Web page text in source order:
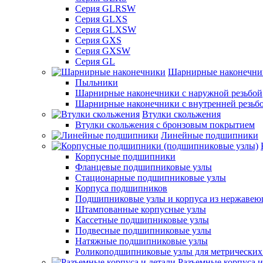
Серия GLRSW
Серия GLXS
Серия GLXSW
Серия GXS
Серия GXSW
Серия GL
Шарнирные
Пыльники
Шарнирные наконечники с наружной резьбой
Шарнирные наконечники с внутренней
Втулки скольжения
Втулки скольжения с бронзовым покрытием
Линейные подшипники
Корпусные подшипники
Фланцевые подшипниковые узлы
Стационарные подшипниковые узлы
Корпуса подшипников
Подшипниковые узлы и корпуса из
Штампованные корпусные узлы
Кассетные подшипниковые узлы
Подвесные подшипниковые узлы
Натяжные подшипниковые узлы
Роликоподшипниковые узлы для